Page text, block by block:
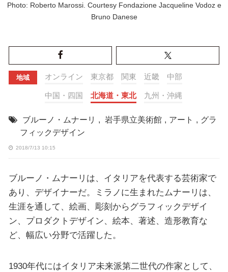
Photo: Roberto Marossi. Courtesy Fondazione Jacqueline Vodoz e
Bruno Danese
地域 オンライン 東京都 関東 近畿 中部
中国・四国 北海道・東北 九州・沖縄
ブルーノ・ムナーリ , 岩手県立美術館 , アート , グラ
フィックデザイン
2018/7/13 10:15
ブルーノ・ムナーリは、イタリアを代表する芸術家で
あり、デザイナーだ。ミラノに生まれたムナーリは、
生涯を通して、絵画、彫刻からグラフィックデザイ
ン、プロダクトデザイン、絵本、著述、造形教育な
ど、幅広い分野で活躍した。
1930年代にはイタリア未来派第二世代の作家として、